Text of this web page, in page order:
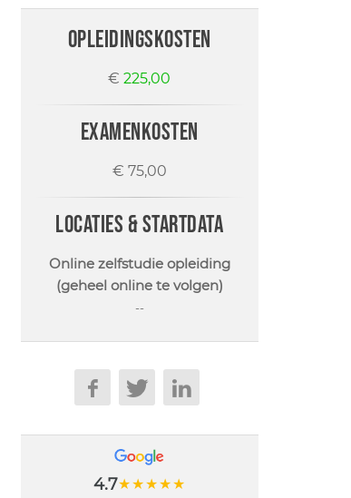
opleidingskosten
€225,00
examenkosten
€ 75,00
locaties & startdata
Online zelfstudie opleiding
(geheel online te volgen)
--
4.7★★★★★